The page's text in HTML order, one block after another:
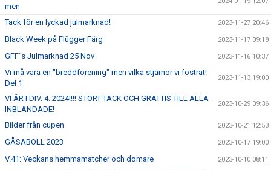
men
Tack för en lyckad julmarknad! 2023-11-27 20:46
Black Week på Flügger Färg 2023-11-17 09:18
GFF´s Julmarknad 25 Nov 2023-11-16 10:37
Vi må vara en "breddförening" men vilka stjärnor vi fostrat!
Del 1
2023-11-13 19:00
VI ÄR I DIV. 4. 2024!!!! STORT TACK OCH GRATTIS TILL ALLA
INBLANDADE!
2023-10-29 09:36
Bilder från cupen 2023-10-21 12:53
GÅSABOLL 2023 2023-10-17 19:00
V.41: Veckans hemmamatcher och domare 2023-10-10 08:11